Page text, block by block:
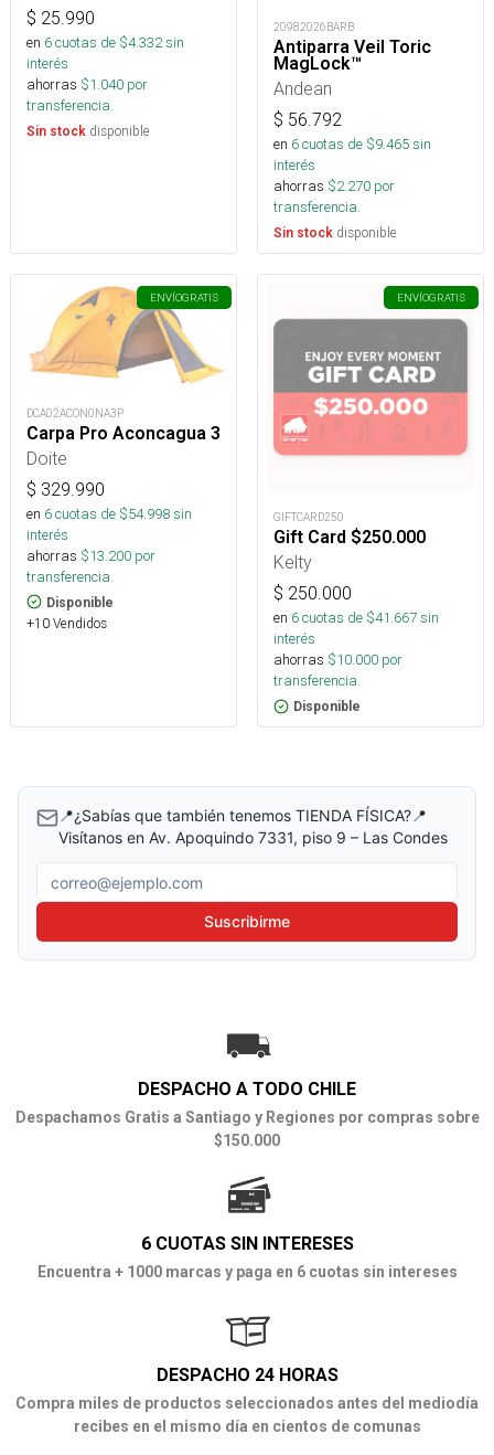
$ 25.990
en 6cuotas de $4.332sin
interés
ahorras $1.040 por
transferencia.
Sin stock disponible
20982026BARB
Antiparra Veil Toric
MagLock™
Andean
$ 56.792
en 6cuotas de $9.465sin
interés
ahorras $2.270 por
transferencia.
Sin stock disponible
ENVÍOGRATIS
DCA02ACON0NA3P
Carpa Pro Aconcagua 3
Doite
$ 329.990
en 6cuotas de $54.998sin
interés
ahorras $13.200 por
transferencia.
Disponible
+10 Vendidos
ENVÍOGRATIS
GIFTCARD250
Gift Card $250.000
Kelty
$ 250.000
en 6cuotas de $41.667sin
interés
ahorras $10.000 por
transferencia.
Disponible
📍¿Sabías que también tenemos TIENDA FÍSICA?📍
Visítanos en Av. Apoquindo 7331, piso 9 – Las Condes
Correo electrónico
Suscribirme
DESPACHO A TODO CHILE
Despachamos Gratis a Santiago y Regiones por compras sobre
$150.000
6 CUOTAS SIN INTERESES
Encuentra + 1000 marcas y paga en 6 cuotas sin intereses
DESPACHO 24 HORAS
Compra miles de productos seleccionados antes del mediodía
recibes en el mismo día en cientos de comunas